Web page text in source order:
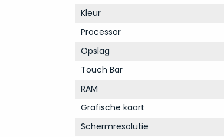
Kleur
Processor
Opslag
Touch Bar
RAM
Grafische kaart
Schermresolutie